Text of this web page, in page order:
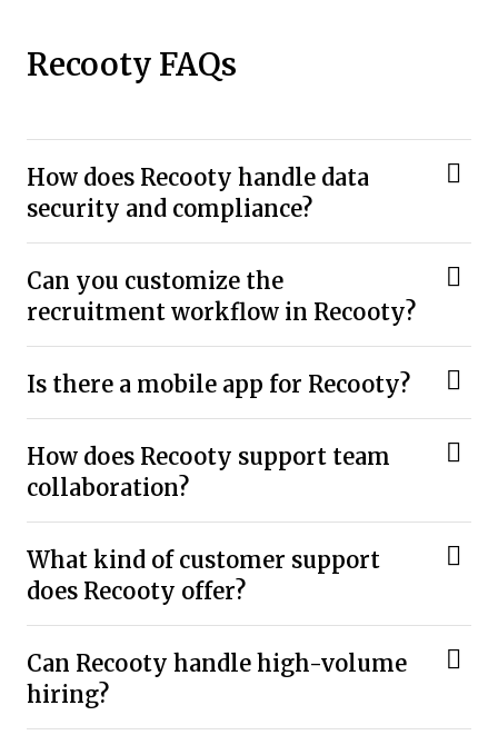
Recooty FAQs
How does Recooty handle data
security and compliance?
Can you customize the
recruitment workflow in Recooty?
Is there a mobile app for Recooty?
How does Recooty support team
collaboration?
What kind of customer support
does Recooty offer?
Can Recooty handle high-volume
hiring?